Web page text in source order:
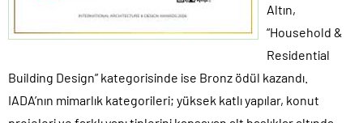
Altın,
“Household &
Residential
Building Design” kategorisinde ise Bronz ödül kazandı.
IADA’nın mimarlık kategorileri; yüksek katlı yapılar, konut